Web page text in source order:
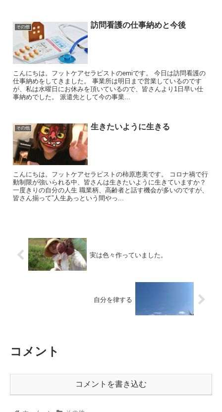
その他 訪問看護の仕事納めと今後
こんにちは。フットケアセラピストのemiです。 今日は訪問看護の
仕事納めをしてきました。 事業所は明日まで営業しているのです
が、私は水曜日にお休みを頂いているので、皆さんより1日早い仕
事納めでした。 派遣先として今の事業...
その他 生きたいように生きる
こんにちは。フットケアセラピストの柿原恵美です。 コロナ禍で行
動制限が強いられる中、皆さんは生きたいように生きていますか？
一度きりの自分の人生 職業柄、高齢者と話す機会が多いのですが、
皆さん揃って”人生あっという間やっ...
実は色々作っていました。
自分を律する
コメント
コメントを書き込む